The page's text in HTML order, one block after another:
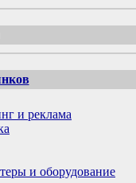
и реклама
и оборудование